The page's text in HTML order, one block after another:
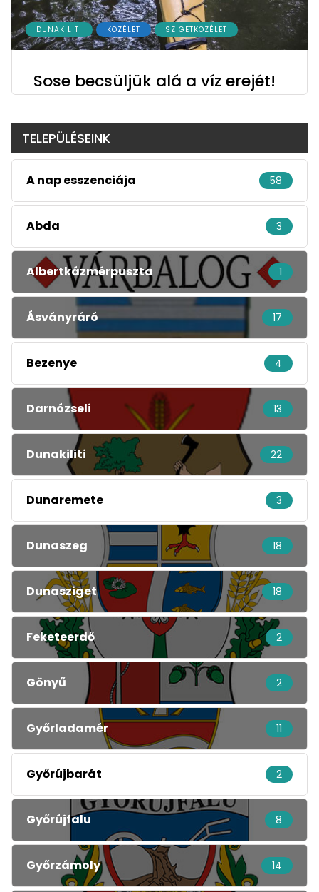
DUNAKILITI KÖZÉLET SZIGETKÖZÉLET
Sose becsüljük alá a víz erejét!
TELEPÜLÉSEINK
A nap esszenciája 58
Abda 3
Albertkázmérpuszta 1
Ásványráró 17
Bezenye 4
Darnózseli 13
Dunakiliti 22
Dunaremete 3
Dunaszeg 18
Dunasziget 18
Feketeerdő 2
Gönyű 2
Győrladamér 11
Győrújbarát 2
Győrújfalu 8
Győrzámoly 14